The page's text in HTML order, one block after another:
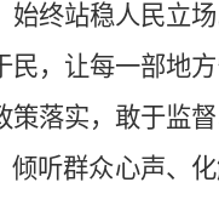
终站稳人民立场
，让每一部地
落实，敢于监
听群众心声、